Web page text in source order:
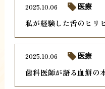
私が経験した舌のヒリ
2025.10.06 医療
歯科医師が語る血餅の
2025.10.06 医療